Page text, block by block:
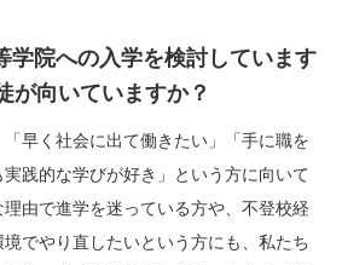
学院への入学を検討しています
が向いていますか？
早く社会に出て働きたい」「手に職を
践的な学びが好き」という方に向いて
由で進学を迷っている方や、不登校経
でやり直したいという方にも、私たち